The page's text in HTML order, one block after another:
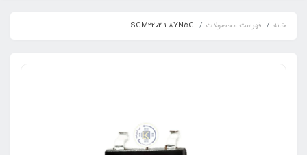
خانه فهرست محصولات SGM2202-1.8YN5G